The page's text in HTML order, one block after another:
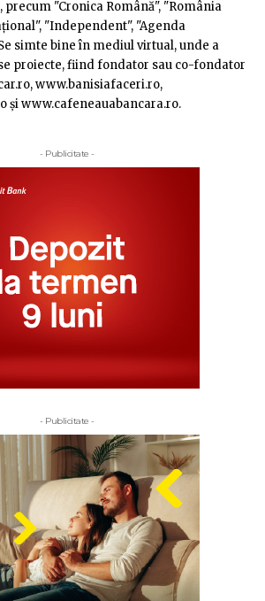
precum "Cronica Română", "România
"Independent", "Agenda
simte bine în mediul virtual, unde a
proiecte, fiind fondator sau co-fondator
www.banisiafaceri.ro,
şi www.cafeneauabancara.ro.
- Publicitate -
- Publicitate -